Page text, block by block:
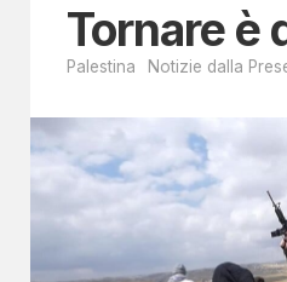
Tornare è
Palestina Notizie dalla